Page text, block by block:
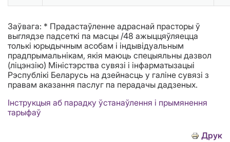
Заўвага: * Прадастаўленне адраснай прасторы ў
выглядзе падсеткі па масцы /48 ажыццяўляецца
толькі юрыдычным асобам і індывідуальным
прадпрымальнікам, якія маюць спецыяльны дазвол
(ліцэнзію) Міністэрства сувязі і інфарматызацыі
Рэспублікі Беларусь на дзейнасць у галіне сувязі з
правам аказання паслуг па перадачы дадзеных.
Інструкцыя аб парадку ўстанаўлення і прымянення
тарыфаў
Друк